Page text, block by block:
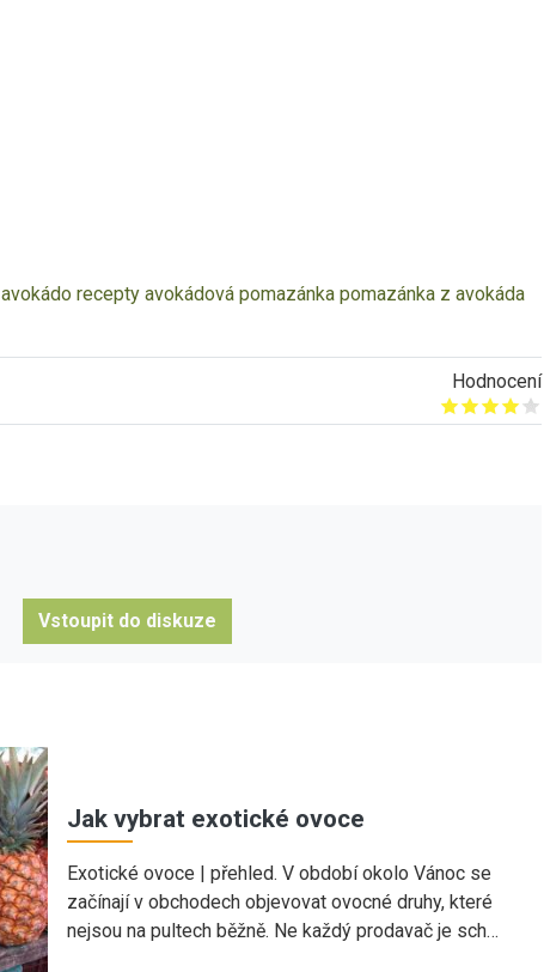
avokádo recepty avokádová pomazánka pomazánka z avokáda
Hodnocení
Give it 1/5
Give it 2/5
Give it 3/5
Give it 4/5
Give it 5/5
Vstoupit do diskuze
Jak vybrat exotické ovoce
Exotické ovoce | přehled. V období okolo Vánoc se
začínají v obchodech objevovat ovocné druhy, které
nejsou na pultech běžně. Ne každý prodavač je sch…